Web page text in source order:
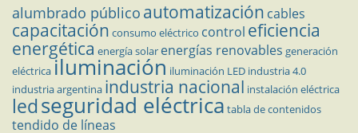
alumbrado público automatización cables
capacitación consumo eléctrico control eficiencia
energética energía solar energías renovables generación
eléctricailuminación iluminación LED industria 4.0
industria argentina industria nacional instalación eléctrica
ledseguridad eléctrica tabla de contenidos
tendido de líneas